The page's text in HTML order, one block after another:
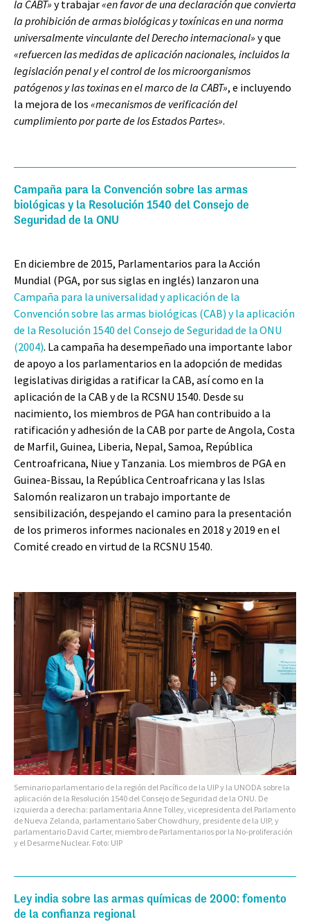
la CABT» y trabajar«en favor de una declaración que convierta
la prohibición de armas biológicas y toxínicas en una norma
universalmente vinculante del Derecho internacional» y que
«refuercen las medidas de aplicación nacionales, incluidos la
legislación penal y el control de los microorganismos
patógenos y las toxinas en el marco de la CABT», e incluyendo
la mejora de los «mecanismos de verificación del
cumplimiento por parte de los Estados Partes».
Campaña para la Convención sobre las armas
biológicas y la Resolución 1540 del Consejo de
Seguridad de la ONU
En diciembre de 2015, Parlamentarios para la Acción
Mundial (PGA, por sus siglas en inglés) lanzaron una
Campaña para la universalidad y aplicación de la
Convención sobre las armas biológicas (CAB) y la aplicación
de la Resolución 1540 del Consejo de Seguridad de la ONU
(2004). La campaña ha desempeñado una importante labor
de apoyo a los parlamentarios en la adopción de medidas
legislativas dirigidas a ratificar la CAB, así como en la
aplicación de la CAB y de la RCSNU 1540. Desde su
nacimiento, los miembros de PGA han contribuido a la
ratificación y adhesión de la CAB por parte de Angola, Costa
de Marfil, Guinea, Liberia, Nepal, Samoa, República
Centroafricana, Niue y Tanzania. Los miembros de PGA en
Guinea-Bissau, la República Centroafricana y las Islas
Salomón realizaron un trabajo importante de
sensibilización, despejando el camino para la presentación
de los primeros informes nacionales en 2018 y 2019 en el
Comité creado en virtud de la RCSNU 1540.
Seminario parlamentario de la región del Pacífico de la UIP y la UNODA sobre la
aplicación de la Resolución 1540 del Consejo de Seguridad de la ONU. De
izquierda a derecha: parlamentaria Anne Tolley, vicepresidenta del Parlamento
de Nueva Zelanda, parlamentario Saber Chowdhury, presidente de la UIP, y
parlamentario David Carter, miembro de Parlamentarios por la No-proliferación
y el Desarme Nuclear. Foto: UIP
Ley india sobre las armas químicas de 2000: fomento
de la confianza regional